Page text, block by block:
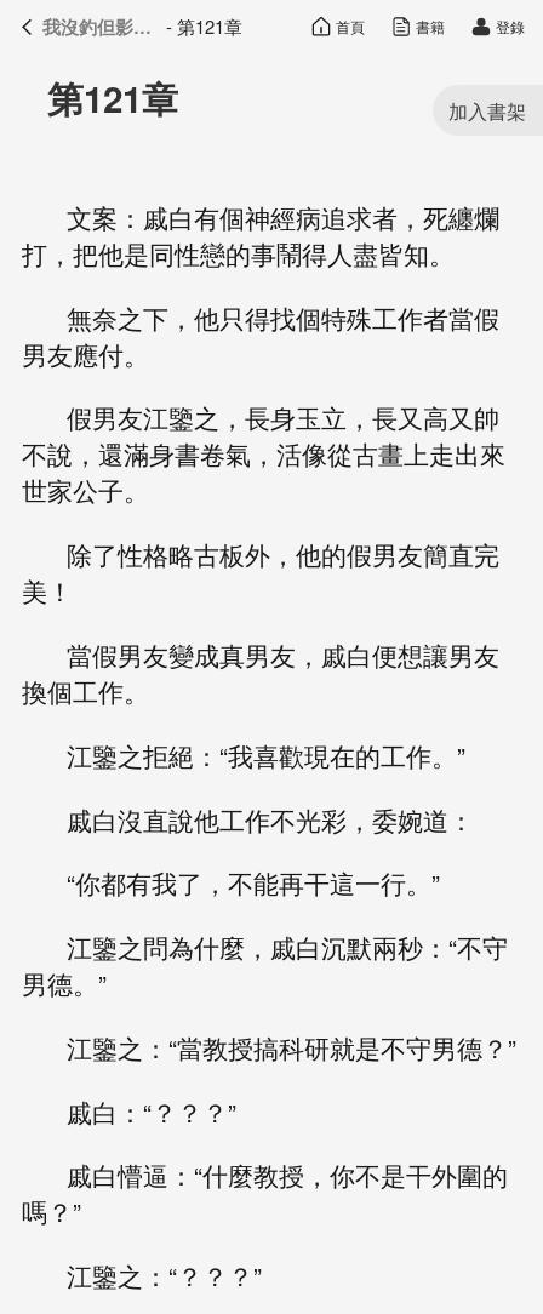
我沒釣但影帝真香了 目錄
第121章
文案：戚白有個神經病追求者，死纏爛
打，把他是同性戀的事鬧得人盡皆知。
無奈之下，他只得找個特殊工作者當假
男友應付。
假男友江鑒之，長身玉立，長又高又帥
不說，還滿身書卷氣，活像從古畫上走出來
世家公子。
除了性格略古板外，他的假男友簡直完
美！
當假男友變成真男友，戚白便想讓男友
換個工作。
江鑒之拒絕：“我喜歡現在的工作。”
戚白沒直說他工作不光彩，委婉道：
“你都有我了，不能再干這一行。”
江鑒之問為什麼，戚白沉默兩秒：“不守
男德。”
江鑒之：“當教授搞科研就是不守男德？”
戚白：“？？？”
戚白懵逼：“什麼教授，你不是干外圍的
嗎？”
江鑒之：“？？？”
我沒釣但影帝真香了 - 第121章 首頁 書籍 登錄